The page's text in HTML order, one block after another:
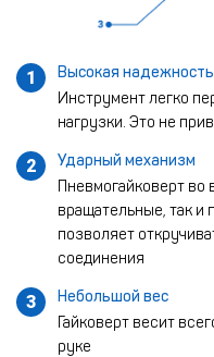
1
Высокая надежность
Инструмент легко
нагрузки. Это не
2
Ударный механизм
Пневмогайковерт во
вращательные, так и
позволяет
соединения
3
Небольшой вес
Гайковерт весит
руке